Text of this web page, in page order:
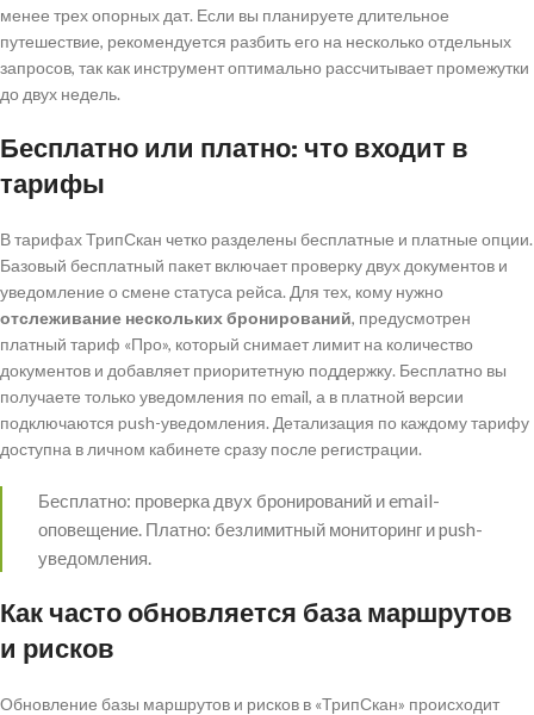
менее трех опорных дат. Если вы планируете длительное
путешествие, рекомендуется разбить его на несколько отдельных
запросов, так как инструмент оптимально рассчитывает промежутки
до двух недель.
Бесплатно или платно: что входит в
тарифы
В тарифах ТрипСкан четко разделены бесплатные и платные опции.
Базовый бесплатный пакет включает проверку двух документов и
уведомление о смене статуса рейса. Для тех, кому нужно
отслеживание нескольких бронирований, предусмотрен
платный тариф «Про», который снимает лимит на количество
документов и добавляет приоритетную поддержку. Бесплатно вы
получаете только уведомления по email, а в платной версии
подключаются push-уведомления. Детализация по каждому тарифу
доступна в личном кабинете сразу после регистрации.
Бесплатно: проверка двух бронирований и email-
оповещение. Платно: безлимитный мониторинг и push-
уведомления.
Как часто обновляется база маршрутов
и рисков
Обновление базы маршрутов и рисков в «ТрипСкан» происходит